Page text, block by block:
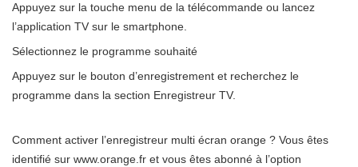
Appuyez sur la touche menu de la télécommande ou lancez
l’application TV sur le smartphone.
Sélectionnez le programme souhaité
Appuyez sur le bouton d’enregistrement et recherchez le
programme dans la section Enregistreur TV.
Comment activer l’enregistreur multi écran orange ? Vous êtes
identifié sur www.orange.fr et vous êtes abonné à l’option